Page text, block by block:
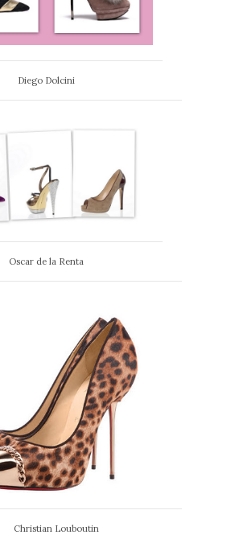
Diego Dolcini
Oscar de la Renta
Christian Louboutin